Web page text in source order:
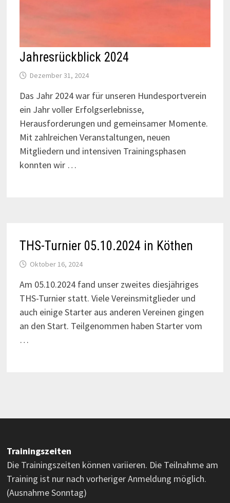
Jahresrückblick 2024
Dezember 31, 2024
Das Jahr 2024 war für unseren Hundesportverein
ein Jahr voller Erfolgserlebnisse,
Herausforderungen und gemeinsamer Momente.
Mit zahlreichen Veranstaltungen, neuen
Mitgliedern und intensiven Trainingsphasen
konnten wir …
THS-Turnier 05.10.2024 in Köthen
Oktober 16, 2024
Am 05.10.2024 fand unser zweites diesjähriges
THS-Turnier statt. Viele Vereinsmitglieder und
auch einige Starter aus anderen Vereinen gingen
an den Start. Teilgenommen haben Starter vom
…
Trainingszeiten
Die Trainingszeiten können variieren. Die Teilnahme am
Training ist nur nach vorheriger Anmeldung möglich.
(Ausnahme Sonntag)